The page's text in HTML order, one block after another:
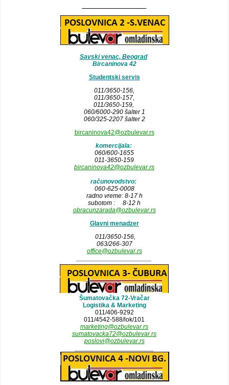
Savski venac, Beograd
Bircaninova 42
Studentski servis
011/3650-156,
011/3650-157,
011/3650-159,
060/6000-290 šalter 1
060/325-2207 šalter 2
bircaninova42@ozbulevar.rs
komercijala:
060/600-1655
011-3650-159
bircaninova42@ozbulevar.rs
računovodstvo:
060-625-0008
radno vreme: 8-17 h
subotom : 8-12 h
obracunzarada@ozbulevar.rs
Glavni menadzer
011/3650-156,
063/266-307
office@ozbulevar.rs
Šumatovačka 72-Vračar
Logistika & Marketing
011/406-9292
011/4542-588/lok/101
marketing@ozbulevar.rs
sumatovacka72@ozbulevar.rs
poslovi@ozbulevar.rs